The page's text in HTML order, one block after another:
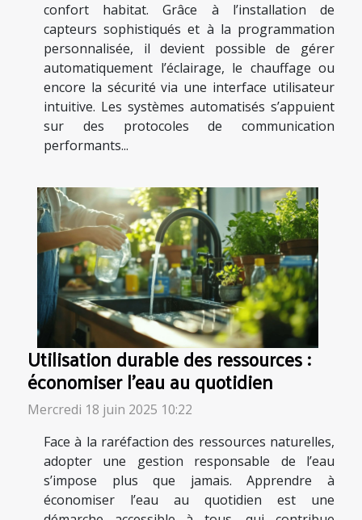
confort habitat. Grâce à l’installation de
capteurs sophistiqués et à la programmation
personnalisée, il devient possible de gérer
automatiquement l’éclairage, le chauffage ou
encore la sécurité via une interface utilisateur
intuitive. Les systèmes automatisés s’appuient
sur des protocoles de communication
performants...
Utilisation durable des ressources :
économiser l'eau au quotidien
Mercredi 18 juin 2025 10:22
Face à la raréfaction des ressources naturelles,
adopter une gestion responsable de l’eau
s’impose plus que jamais. Apprendre à
économiser l’eau au quotidien est une